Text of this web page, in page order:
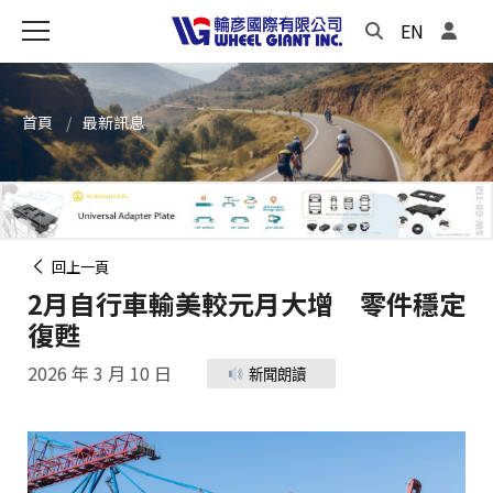
EN
首頁 最新訊息
回上一頁
2月自行車輸美較元月大增 零件穩定
復甦
2026 年 3 月 10 日 新聞朗讀